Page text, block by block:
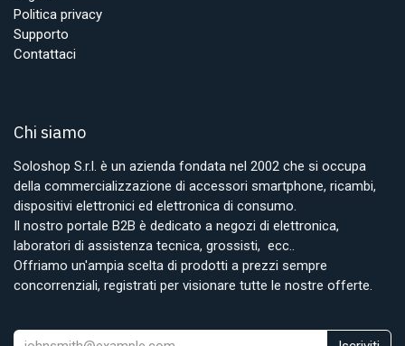
Politica privacy
Supporto
Contattaci
Chi siamo
Soloshop S.r.l. è un azienda fondata nel 2002 che si occupa
della commercializzazione di accessori smartphone, ricambi,
dispositivi elettronici ed elettronica di consumo.
Il nostro portale B2B è dedicato a negozi di elettronica,
laboratori di assistenza tecnica, grossisti, ecc..
Offriamo un'ampia scelta di prodotti a prezzi sempre
concorrenziali, registrati per visionare tutte le nostre offerte.